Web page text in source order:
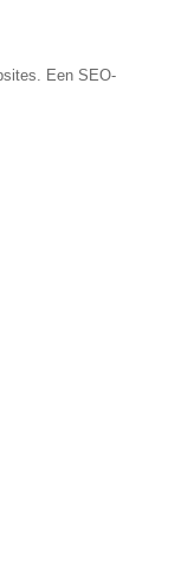
Een SEO-